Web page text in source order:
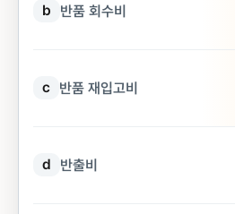
b 반품 회수비
c 반품 재입고비
d 반출비